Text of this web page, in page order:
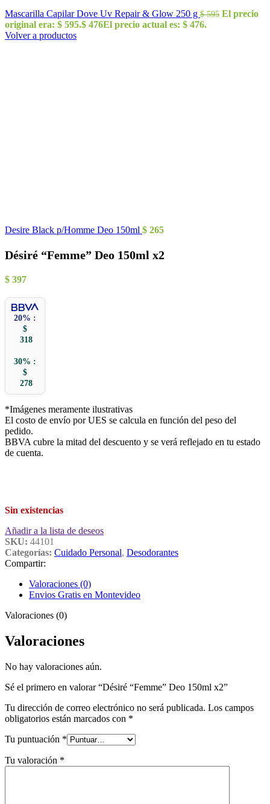
Mascarilla Capilar Dove Uv Repair & Glow 250 g $595 El precio
original era: $ 595.$ 476El precio actual es: $ 476.
Volver a productos
Desire Black p/Homme Deo 150ml $ 265
Désiré “Femme” Deo 150ml x2
$ 397
20% :
$
318
30% :
$
278
*Imágenes meramente ilustrativas
El costo de envío por UES se calcula en función del peso del
pedido.
BBVA cubre la mitad del descuento y se verá reflejado en tu estado
de cuenta.
Sin existencias
Añadir a la lista de deseos
SKU: 44101
Categorías: Cuidado Personal, Desodorantes
Compartir:
Valoraciones (0)
Envios Gratis en Montevideo
Valoraciones (0)
Valoraciones
No hay valoraciones aún.
Sé el primero en valorar “Désiré “Femme” Deo 150ml x2”
Tu dirección de correo electrónico no será publicada. Los campos
obligatorios están marcados con *
Tu puntuación *
Tu valoración *